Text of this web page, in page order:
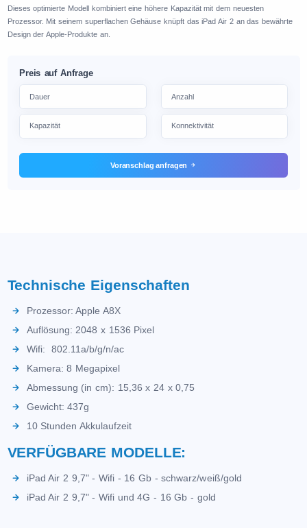
Dieses optimierte Modell kombiniert eine höhere Kapazität mit dem neuesten
Prozessor. Mit seinem superflachen Gehäuse knüpft das iPad Air 2 an das bewährte
Design der Apple-Produkte an.
Preis auf Anfrage
Voranschlag anfragen
Technische Eigenschaften
Prozessor: Apple A8X
Auflösung: 2048 x 1536 Pixel
Wifi: 802.11a/b/g/n/ac
Kamera: 8 Megapixel
Abmessung (in cm): 15,36 x 24 x 0,75
Gewicht: 437g
10 Stunden Akkulaufzeit
VERFÜGBARE MODELLE:
iPad Air 2 9,7" - Wifi - 16 Gb - schwarz/weiß/gold
iPad Air 2 9,7" - Wifi und 4G - 16 Gb - gold